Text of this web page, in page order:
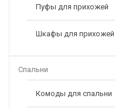
Пуфы для прихожей
Шкафы для прихожей
Спальни
Комоды для спальни